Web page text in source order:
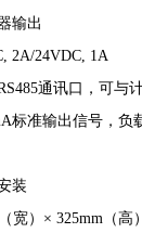
器输出
2A/24VDC, 1A
通讯口，可与
标准输出信号，负
装
宽）× 325mm（高